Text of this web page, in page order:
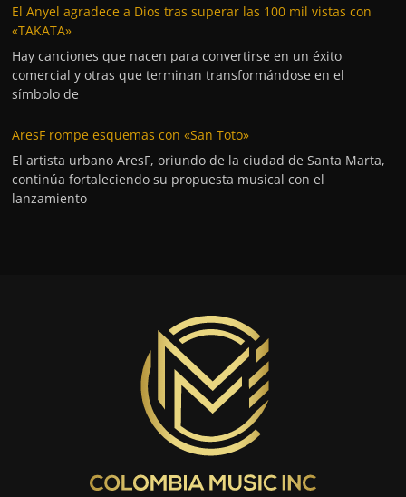
El Anyel agradece a Dios tras superar las 100 mil vistas con
«TAKATA»
Hay canciones que nacen para convertirse en un éxito
comercial y otras que terminan transformándose en el
símbolo de
AresF rompe esquemas con «San Toto»
El artista urbano AresF, oriundo de la ciudad de Santa Marta,
continúa fortaleciendo su propuesta musical con el
lanzamiento